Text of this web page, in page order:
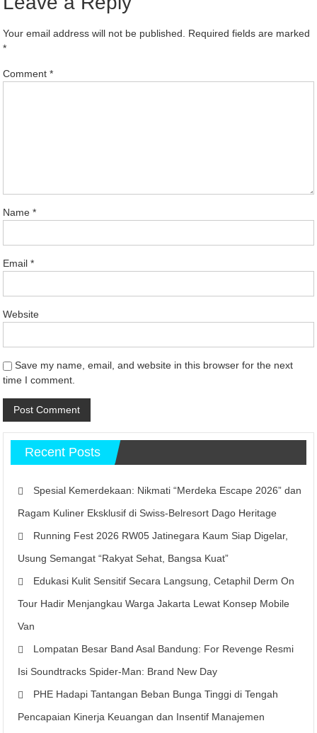
Your email address will not be published.
Required fields are marked
*
Comment*
Name*
Email*
Website
Save my name, email, and website in this browser for the next
time I comment.
Recent Posts
Spesial Kemerdekaan: Nikmati “Merdeka Escape 2026” dan
Ragam Kuliner Eksklusif di Swiss-Belresort Dago Heritage
Running Fest 2026 RW05 Jatinegara Kaum Siap Digelar,
Usung Semangat “Rakyat Sehat, Bangsa Kuat”
Edukasi Kulit Sensitif Secara Langsung, Cetaphil Derm On
Tour Hadir Menjangkau Warga Jakarta Lewat Konsep Mobile
Van
Lompatan Besar Band Asal Bandung: For Revenge Resmi
Isi Soundtracks Spider-Man: Brand New Day
PHE Hadapi Tantangan Beban Bunga Tinggi di Tengah
Pencapaian Kinerja Keuangan dan Insentif Manajemen